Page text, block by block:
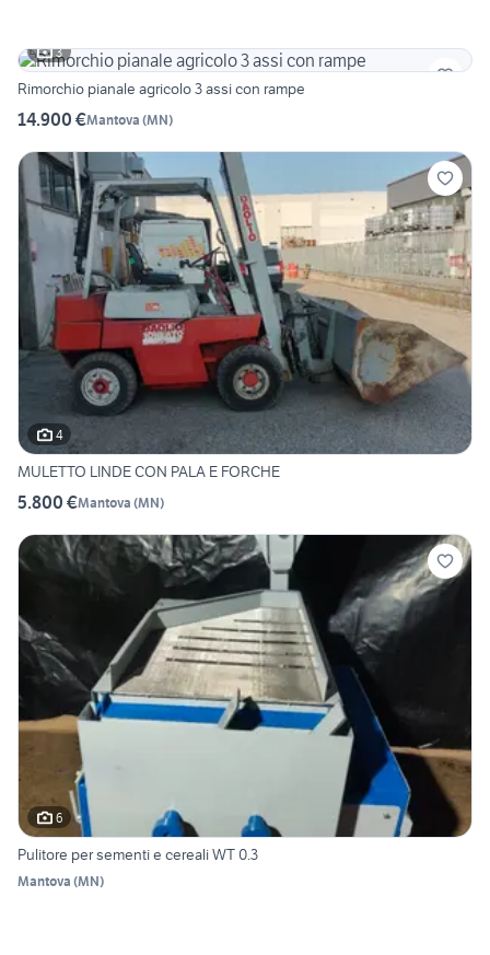
3
Rimorchio pianale agricolo 3 assi con rampe
14.900 €Mantova (MN)
4
MULETTO LINDE CON PALA E FORCHE
5.800 €Mantova (MN)
6
Pulitore per sementi e cereali WT 0.3
Mantova (MN)